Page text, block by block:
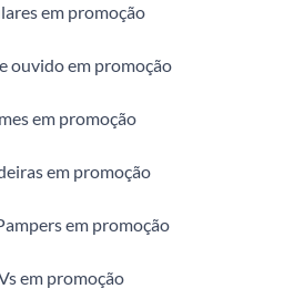
em promoção
ouvido em promoção
em promoção
em promoção
em promoção
em promoção